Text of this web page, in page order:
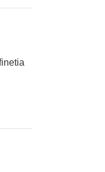
극선 太極仙